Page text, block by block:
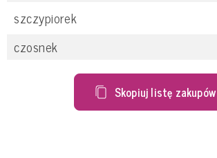
szczypiorek
czosnek
Skopiuj listę zakupów